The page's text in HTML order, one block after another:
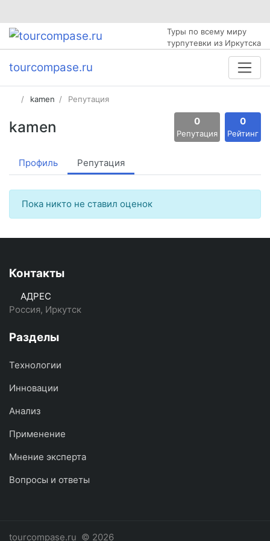
Туры по всему миру
турпутевки из Иркутска
tourcompase.ru
kamen Репутация
kamen 0
Репутация
0
Рейтинг
Профиль Репутация
Пока никто не ставил оценок
Контакты
АДРЕС
Россия, Иркутск
Разделы
Технологии
Инновации
Анализ
Применение
Мнение эксперта
Вопросы и ответы
tourcompase.ru © 2026